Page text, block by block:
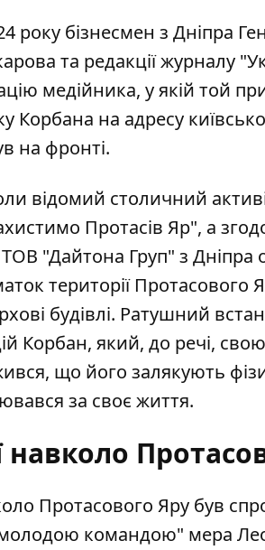
року бізнесмен з Дніпра
та редакції журналу
медійника, у якій той
Корбана на адресу
на фронті.
відомий столичний
Протасів Яр", а
"Дайтона Груп" з Дніпра
території Протасового
будівлі. Ратушний
Корбан, який, до речі,
що його залякують
за своє життя.
навколо
Протасового Яру був
командою" мера